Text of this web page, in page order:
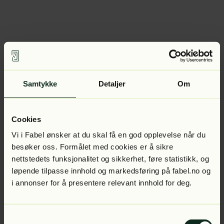
Samtykke Detaljer Om
Cookies
Vi i Fabel ønsker at du skal få en god opplevelse når du
besøker oss. Formålet med cookies er å sikre
nettstedets funksjonalitet og sikkerhet, føre statistikk, og
løpende tilpasse innhold og markedsføring på fabel.no og
i annonser for å presentere relevant innhold for deg.